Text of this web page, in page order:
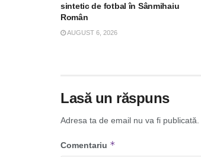
sintetic de fotbal în Sânmihaiu
Român
AUGUST 6, 2026
Lasă un răspuns
Adresa ta de email nu va fi publicată.
Comentariu *